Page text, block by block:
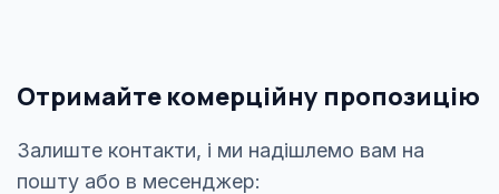
Отримайте комерційну пропозицію
Залиште контакти, і ми надішлемо вам на
пошту або в месенджер: